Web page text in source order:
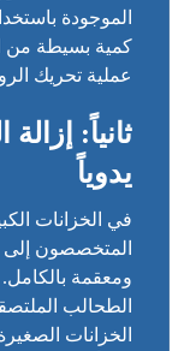
الموجودة
كمية بسيطة من
عملية تحريك
ثانياً:
يدوياً
في الخزانات
المتخصصون إلى
ومعقمة
الطحالب
الخزانات